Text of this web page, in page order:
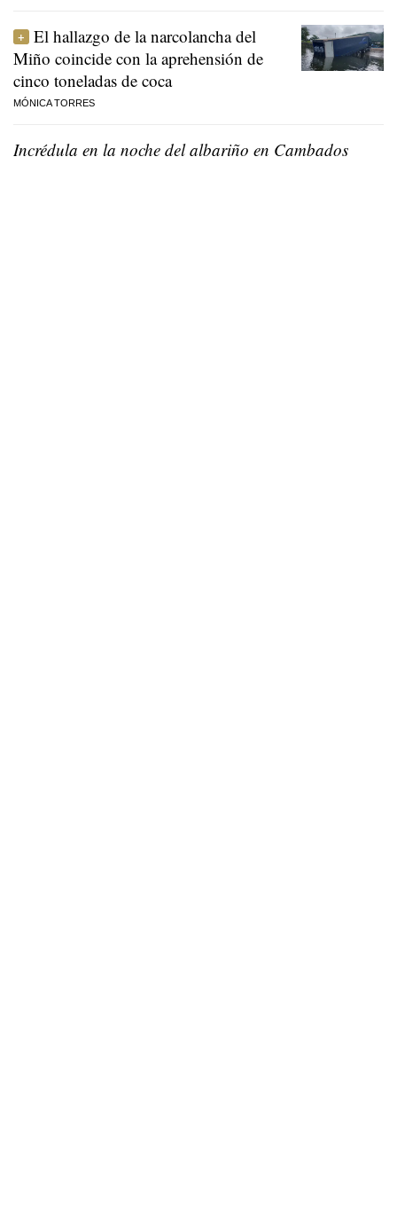
El hallazgo de la narcolancha del
Miño coincide con la aprehensión de
cinco toneladas de coca
MÓNICA TORRES
Incrédula en la noche del albariño en Cambados